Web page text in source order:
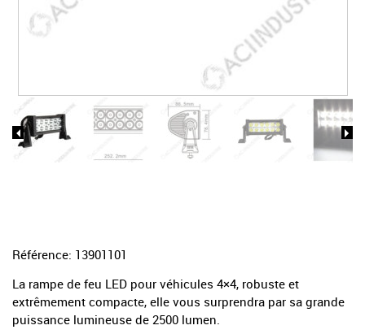
Référence: 13901101
La rampe de feu LED pour véhicules 4×4, robuste et
extrêmement compacte, elle vous surprendra par sa grande
puissance lumineuse de 2500 lumen.